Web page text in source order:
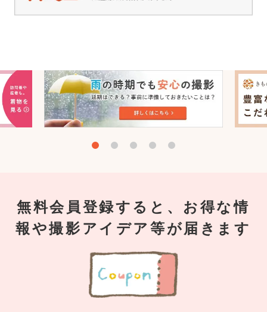
無料会員登録すると、お得な情
報や撮影アイデア等が届きます